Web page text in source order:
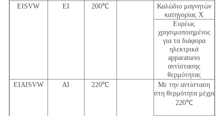
EISVW
EI 200℃
Καλώδιο μαγνητών
κατηγορίας Χ
Ευρέως
χρησιμοποιημένος
για τα διάφορα
ηλεκτρικά
apparatures
αντίστασης
θερμότητας
EIAISVW
AI 220℃
Με την αντίσταση
στη θερμότητα μέχρι
220℃